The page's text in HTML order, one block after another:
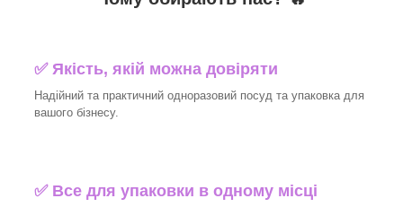
✅ Якість, якій можна довіряти
Надійний та практичний одноразовий посуд та упаковка для
вашого бізнесу.
✅ Все для упаковки в одному місці